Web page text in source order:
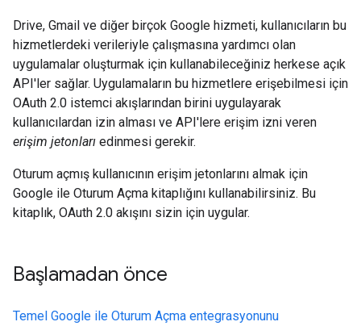
Drive, Gmail ve diğer birçok Google hizmeti, kullanıcıların bu
hizmetlerdeki verileriyle çalışmasına yardımcı olan
uygulamalar oluşturmak için kullanabileceğiniz herkese açık
API'ler sağlar. Uygulamaların bu hizmetlere erişebilmesi için
OAuth 2.0 istemci akışlarından birini uygulayarak
kullanıcılardan izin alması ve API'lere erişim izni veren
erişim jetonları edinmesi gerekir.
Oturum açmış kullanıcının erişim jetonlarını almak için
Google ile Oturum Açma kitaplığını kullanabilirsiniz. Bu
kitaplık, OAuth 2.0 akışını sizin için uygular.
Başlamadan önce
Temel Google ile Oturum Açma entegrasyonunu